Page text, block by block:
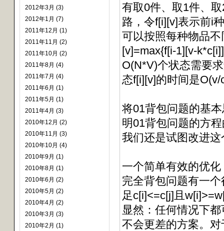
2012年3月 (3)
2012年1月 (7)
2011年12月 (1)
2011年11月 (2)
2011年10月 (2)
2011年8月 (4)
2011年7月 (4)
2011年6月 (1)
2011年5月 (1)
2011年4月 (3)
2010年12月 (2)
2010年11月 (3)
2010年10月 (4)
2010年9月 (1)
2010年8月 (1)
2010年6月 (2)
2010年5月 (2)
2010年4月 (2)
2010年3月 (3)
2010年2月 (1)
有取0件、取1件、
路，令f[i][v]表示前i
可以按照每种物品
[v]=max{f[i-1][v-
O(N*V)个状态需要
态f[i][v]的时间是
将01背包问题的基
明01背包问题的方
我们还是试图改进
一个简单有效的优化
完全背包问题有一
足c[i]<=c[j]且
显然：任何情况下
不会更差的方案。